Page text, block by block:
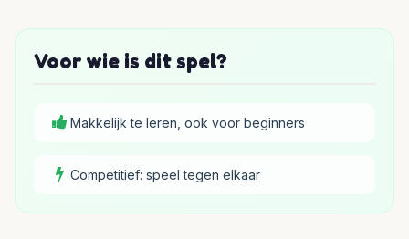
Voor wie is dit spel?
Makkelijk te leren, ook voor beginners
Competitief: speel tegen elkaar